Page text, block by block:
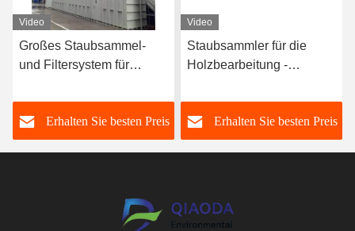
Video
Großes Staubsammel-
und Filtersystem für
Erhalten Sie besten Preis
Video
Staubsammler für die
Holzbearbeitung -
und Filtrationslösung für
große Möbelfabriken
Erhalten Sie besten Preis